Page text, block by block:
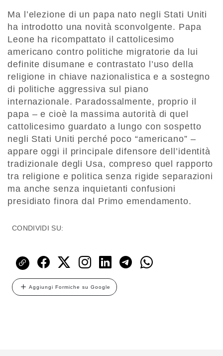
Ma l’elezione di un papa nato negli Stati Uniti
ha introdotto una novità sconvolgente. Papa
Leone ha ricompattato il cattolicesimo
americano contro politiche migratorie da lui
definite disumane e contrastato l’uso della
religione in chiave nazionalistica e a sostegno
di politiche aggressiva sul piano
internazionale. Paradossalmente, proprio il
papa – e cioè la massima autorità di quel
cattolicesimo guardato a lungo con sospetto
negli Stati Uniti perché poco “americano” –
appare oggi il principale difensore dell’identità
tradizionale degli Usa, compreso quel rapporto
tra religione e politica senza rigide separazioni
ma anche senza inquietanti confusioni
presidiato finora dal Primo emendamento.
CONDIVIDI SU:
Aggiungi Formiche su Google